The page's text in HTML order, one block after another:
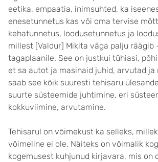
eetika, empaatia, inimsuhted, ka
enesetunnetus kas või oma tervise
kehatunnetus, loodusetunnetus ja
millest [Valdur] Mikita väga palju räägib
tagaplaanile. See on justkui tühiasi,
et sa autot ja masinaid juhid, arvutad ja
saab see kõik suuresti tehisaru
suurte süsteemide juhtimine, eri
kokkuviimine, arvutamine.
Tehisarul on võimekust ka selleks,
võimeline ei ole. Näiteks on võimalik
kogemusest kuhjunud kirjavara, mis on